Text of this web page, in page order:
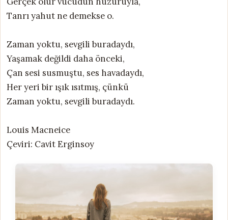
Tanrı yahut ne demekse o.
Zaman yoktu, sevgili buradaydı,
Yaşamak değildi daha önceki,
Çan sesi susmuştu, ses havadaydı,
Her yeri bir ışık ısıtmış, çünkü
Zaman yoktu, sevgili buradaydı.
Louis Macneice
Çeviri: Cavit Erginsoy